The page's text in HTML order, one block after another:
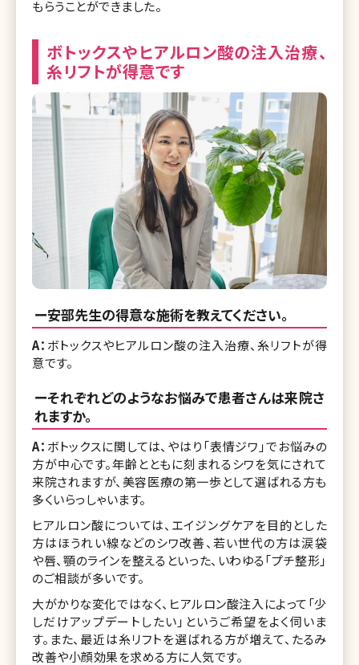
もらうことができました。
ボトックスやヒアルロン酸の注入治療、
糸リフトが得意です
ー安部先生の得意な施術を教えてください。
A： ボトックスやヒアルロン酸の注入治療、糸リフトが得
意です。
ーそれぞれどのようなお悩みで患者さんは来院さ
れますか。
A： ボトックスに関しては、やはり「表情ジワ」でお悩みの
方が中心です。年齢とともに刻まれるシワを気にされて
来院されますが、美容医療の第一歩として選ばれる方も
多くいらっしゃいます。
ヒアルロン酸については、エイジングケアを目的とした
方はほうれい線などのシワ改善、若い世代の方は涙袋
や唇、顎のラインを整えるといった、いわゆる「プチ整形」
のご相談が多いです。
大がかりな変化ではなく、ヒアルロン酸注入によって「少
しだけアップデートしたい」というご希望をよく伺いま
す。また、最近は糸リフトを選ばれる方が増えて、たるみ
改善や小顔効果を求める方に人気です。